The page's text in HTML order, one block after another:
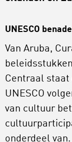
UNESCO
Van Aruba,
Centraal staat
UNESCO
van cultuur
onderdeel